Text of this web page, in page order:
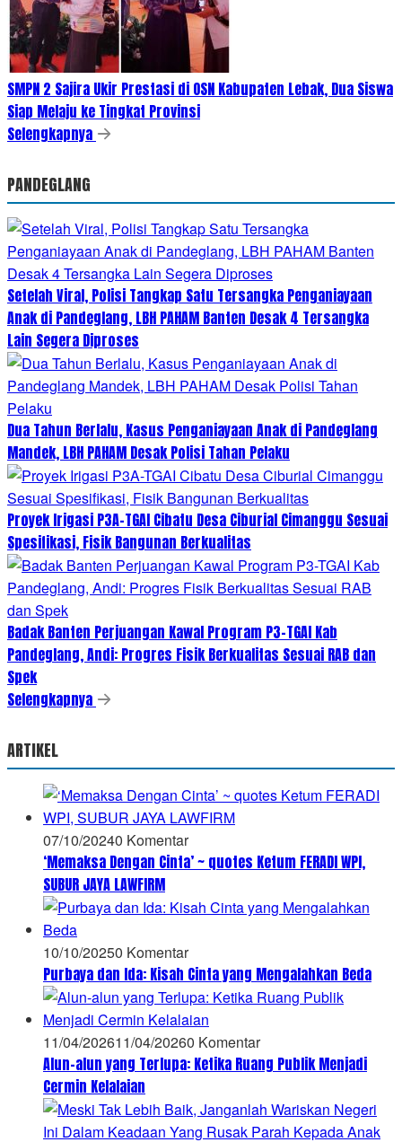
SMPN 2 Sajira Ukir Prestasi di OSN Kabupaten Lebak, Dua Siswa
Siap Melaju ke Tingkat Provinsi
Selengkapnya
PANDEGLANG
Setelah Viral, Polisi Tangkap Satu Tersangka Penganiayaan
Anak di Pandeglang, LBH PAHAM Banten Desak 4 Tersangka
Lain Segera Diproses
Dua Tahun Berlalu, Kasus Penganiayaan Anak di Pandeglang
Mandek, LBH PAHAM Desak Polisi Tahan Pelaku
Proyek Irigasi P3A-TGAI Cibatu Desa Ciburial Cimanggu Sesuai
Spesifikasi, Fisik Bangunan Berkualitas
Badak Banten Perjuangan Kawal Program P3-TGAI Kab
Pandeglang, Andi: Progres Fisik Berkualitas Sesuai RAB dan
Spek
Selengkapnya
ARTIKEL
07/10/20240 Komentar
‘Memaksa Dengan Cinta’ ~ quotes Ketum FERADI WPI,
SUBUR JAYA LAWFIRM
10/10/20250 Komentar
Purbaya dan Ida: Kisah Cinta yang Mengalahkan Beda
11/04/202611/04/20260 Komentar
Alun-alun yang Terlupa: Ketika Ruang Publik Menjadi
Cermin Kelalaian